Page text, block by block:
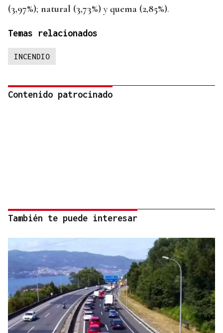
(3,97%); natural (3,73%) yquema (2,85%).
Temas relacionados
INCENDIO
Contenido patrocinado
También te puede interesar